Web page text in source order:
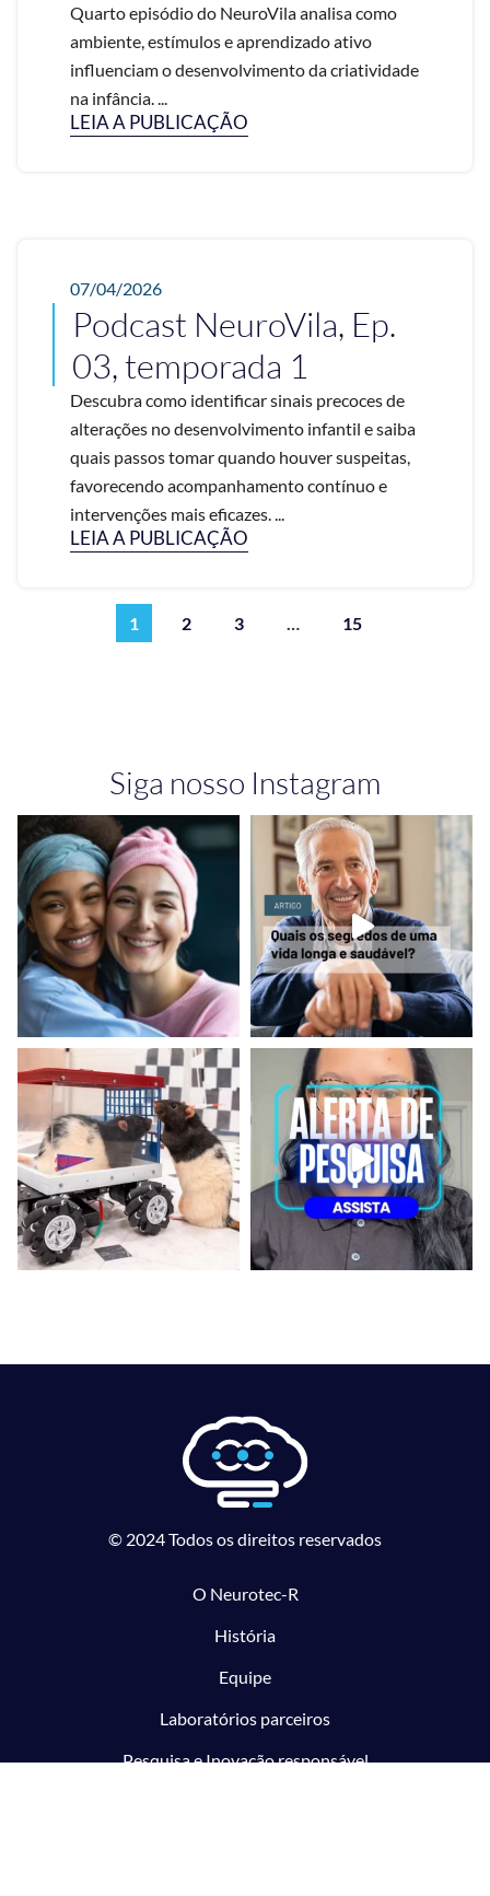
Quarto episódio do NeuroVila analisa como
ambiente, estímulos e aprendizado ativo
influenciam o desenvolvimento da criatividade
na infância. ...
LEIA A PUBLICAÇÃO
07/04/2026
Podcast NeuroVila, Ep.
03, temporada 1
Descubra como identificar sinais precoces de
alterações no desenvolvimento infantil e saiba
quais passos tomar quando houver suspeitas,
favorecendo acompanhamento contínuo e
intervenções mais eficazes. ...
LEIA A PUBLICAÇÃO
1 2 3 … 15
Siga nosso Instagram
© 2024 Todos os direitos reservados
O Neurotec-R
História
Equipe
Laboratórios parceiros
Pesquisa e Inovação responsável